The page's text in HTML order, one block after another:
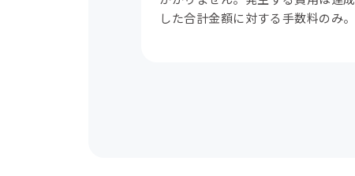
した合計金額に対する手数料のみ。